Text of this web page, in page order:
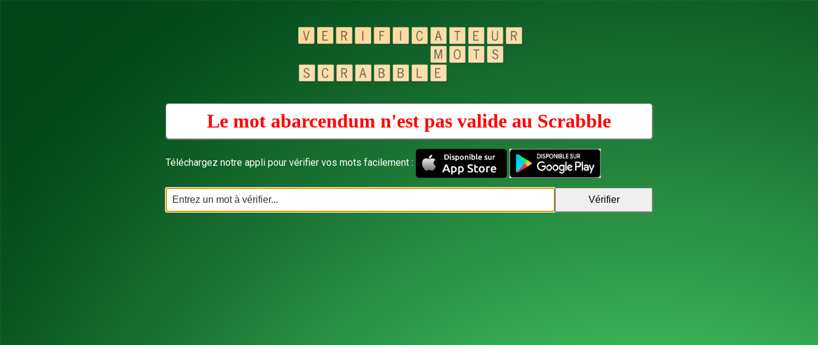
Le mot abarcendum n'est pas valide au Scrabble
Téléchargez notre appli pour vérifier vos mots facilement :